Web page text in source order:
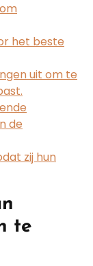
het beste
uit om te
de
zij hun
te